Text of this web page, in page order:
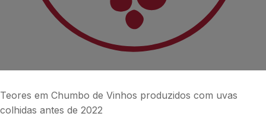
Teores em Chumbo de Vinhos produzidos com uvas
colhidas antes de 2022